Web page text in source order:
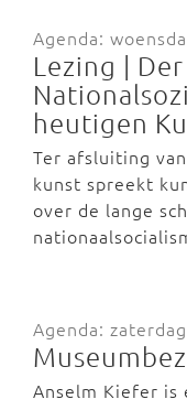
Agenda:
Lezing |
heutigen
Ter afsluiting
kunst spreekt
over de lange
Agenda:
Anselm Kiefer is